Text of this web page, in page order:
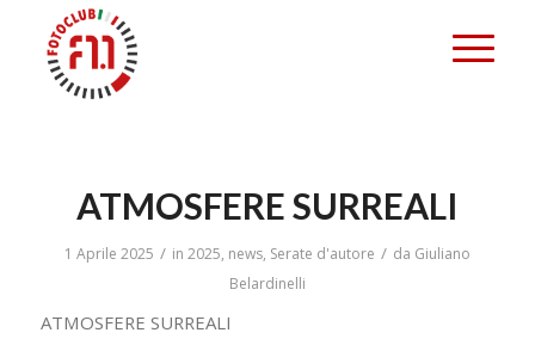
ATMOSFERE SURREALI
1 Aprile 2025 / in 2025, news, Serate d'autore / da Giuliano
Belardinelli
ATMOSFERE SURREALI